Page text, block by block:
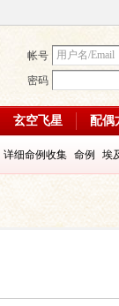
帐号
密码
玄空飞星 配偶
详细命例收集 命例 埃